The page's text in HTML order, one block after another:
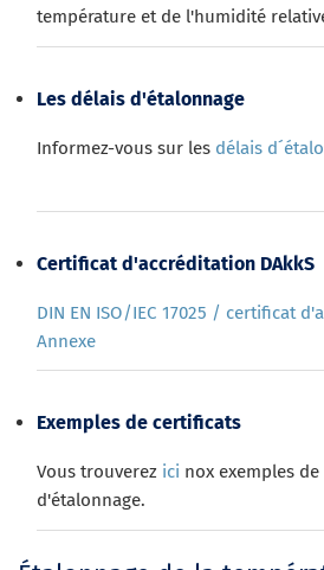
température et de l'humidité
Les délais d'étalonnage
Informez-vous sur les délais
Certificat d'accréditation DAkkS
DIN EN ISO/IEC 17025 / certificat
Annexe
Exemples de certificats
Vous trouverez ici nox exemples
d'étalonnage.